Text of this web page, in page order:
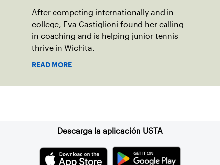
After competing internationally and in
college, Eva Castiglioni found her calling
in coaching and is helping junior tennis
thrive in Wichita.
READ MORE
Descarga la aplicación USTA